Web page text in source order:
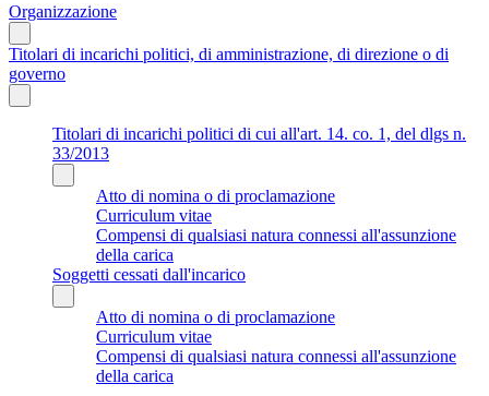
Organizzazione
Titolari di incarichi politici, di amministrazione, di direzione o di
governo
Titolari di incarichi politici di cui all'art. 14. co. 1, del dlgs n.
33/2013
Atto di nomina o di proclamazione
Curriculum vitae
Compensi di qualsiasi natura connessi all'assunzione
della carica
Soggetti cessati dall'incarico
Atto di nomina o di proclamazione
Curriculum vitae
Compensi di qualsiasi natura connessi all'assunzione
della carica